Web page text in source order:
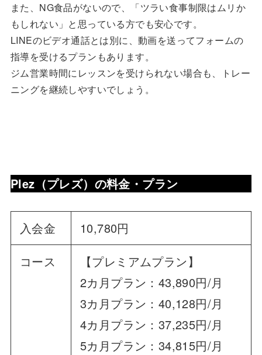
また、NG食品がないので、「ツラい食事制限はムリか
もしれない」と思っている方でも安心です。
LINEのビデオ通話とは別に、動画を送ってフォームの
指導を受けるプランもあります。
ジム営業時間にレッスンを受けられない場合も、トレー
ニングを継続しやすいでしょう。
Plez（プレズ）の料金・プラン
入会金
10,780円
コース
【プレミアムプラン】
2カ月プラン：43,890円/月
3カ月プラン：40,128円/月
4カ月プラン：37,235円/月
5カ月プラン：34,815円/月